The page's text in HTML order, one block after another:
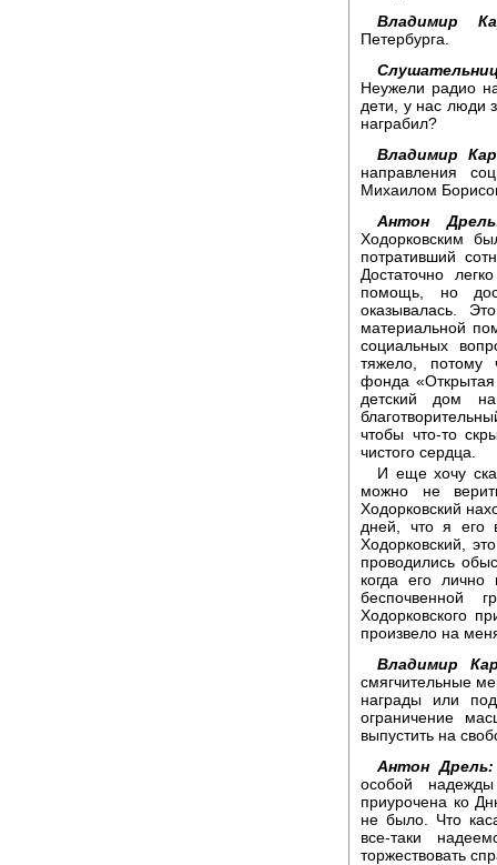
Владимир
Петербурга.
Неужели радио
дети, у нас люди
награбил?
Владимир
направления
Михаилом
Антон
Ходорковским
потративший
Достаточно
помощь, но
оказывалась.
материальной
социальных
тяжело, потому
фонда «Открытая
детский дом
чтобы что-то
чистого сердца.
И еще хочу
можно не
Ходорковский
дней, что я его
Ходорковский,
проводились
когда его
беспочвенной
Ходорковского
произвело на
Владимир
смягчительные
награды или
ограничение
выпустить на
Антон Дрель:
особой
приурочена ко
не было. Что
все-таки
торжествовать